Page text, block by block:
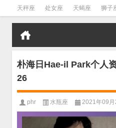
天秤座 处女座 天蝎座 狮子
金牛座 双鱼座 水瓶座
朴海日Hae-il Park个人
26
phr 水瓶座 2021年09